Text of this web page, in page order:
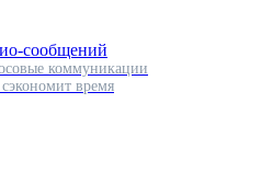
сообщений
коммуникации
время